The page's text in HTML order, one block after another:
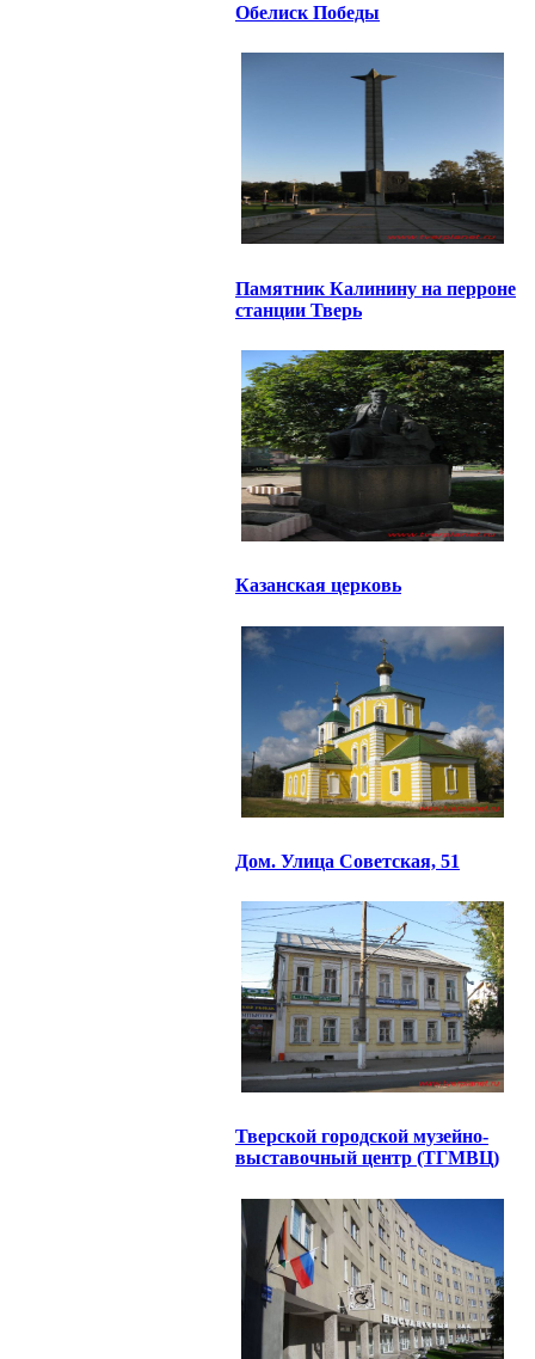
Обелиск Победы
Памятник Калинину на перроне
станции Тверь
Казанская церковь
Дом. Улица Советская, 51
Тверской городской музейно-
выставочный центр (ТГМВЦ)